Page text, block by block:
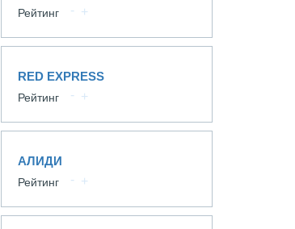
Рейтинг
RED EXPRESS
Рейтинг
АЛИДИ
Рейтинг